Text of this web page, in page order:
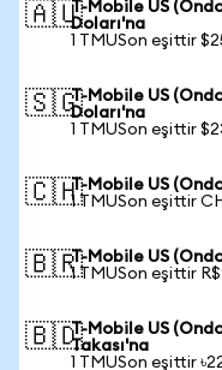
🇦🇺T-Mobile US
Doları'na
1 TMUSon eşittir
🇸🇬T-Mobile US
Doları'na
1 TMUSon eşittir
🇨🇭T-Mobile US
1 TMUSon eşittir
🇧🇷T-Mobile US
1 TMUSon eşittir
🇧🇩T-Mobile US
Takası'na
1 TMUSon eşittir